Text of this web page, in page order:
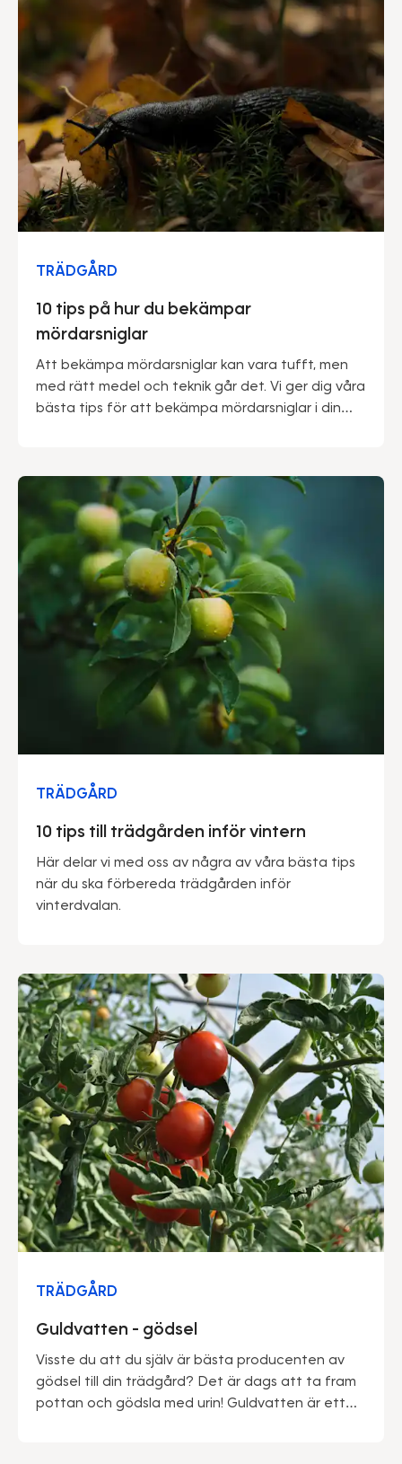
TRÄDGÅRD
10 tips på hur du bekämpar
mördarsniglar
Att bekämpa mördarsniglar kan vara tufft, men
med rätt medel och teknik går det. Vi ger dig våra
bästa tips för att bekämpa mördarsniglar i din
TRÄDGÅRD
10 tips till trädgården inför vintern
Här delar vi med oss av några av våra bästa tips
när du ska förbereda trädgården inför
vinterdvalan.
TRÄDGÅRD
Guldvatten - gödsel
Visste du att du själv är bästa producenten av
gödsel till din trädgård? Det är dags att ta fram
pottan och gödsla med urin! Guldvatten är ett